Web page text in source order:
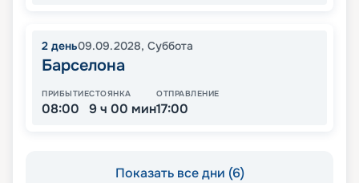
2 день09.09.2028, Суббота
Барселона
ПРИБЫТИЕ
08:00
СТОЯНКА
9 ч 00 мин
ОТПРАВЛЕНИЕ
17:00
Показать все дни (6)